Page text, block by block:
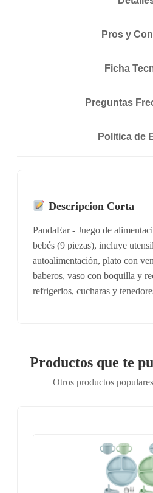
Pros y
Ficha
Preguntas
Politica de
Descripcion Corta
PandaEar - Juego de
bebés (9 piezas), incluye
autoalimentación, plato con
baberos, vaso con boquilla y
refrigerios, cucharas y
Productos que te
Otros productos